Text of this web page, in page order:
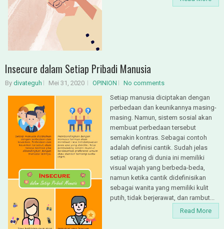
Insecure dalam Setiap Pribadi Manusia
By divateguh Mei 31, 2020 OPINION
No comments
Setiap manusia diciptakan dengan
perbedaan dan keunikannya masing-
masing. Namun, sistem sosial akan
membuat perbedaan tersebut
semakin kontras. Sebagai contoh
adalah definisi cantik. Sudah jelas
setiap orang di dunia ini memiliki
visual wajah yang berbeda-beda,
namun ketika cantik didefinisikan
sebagai wanita yang memiliki kulit
putih, tidak berjerawat, dan rambut...
Read More